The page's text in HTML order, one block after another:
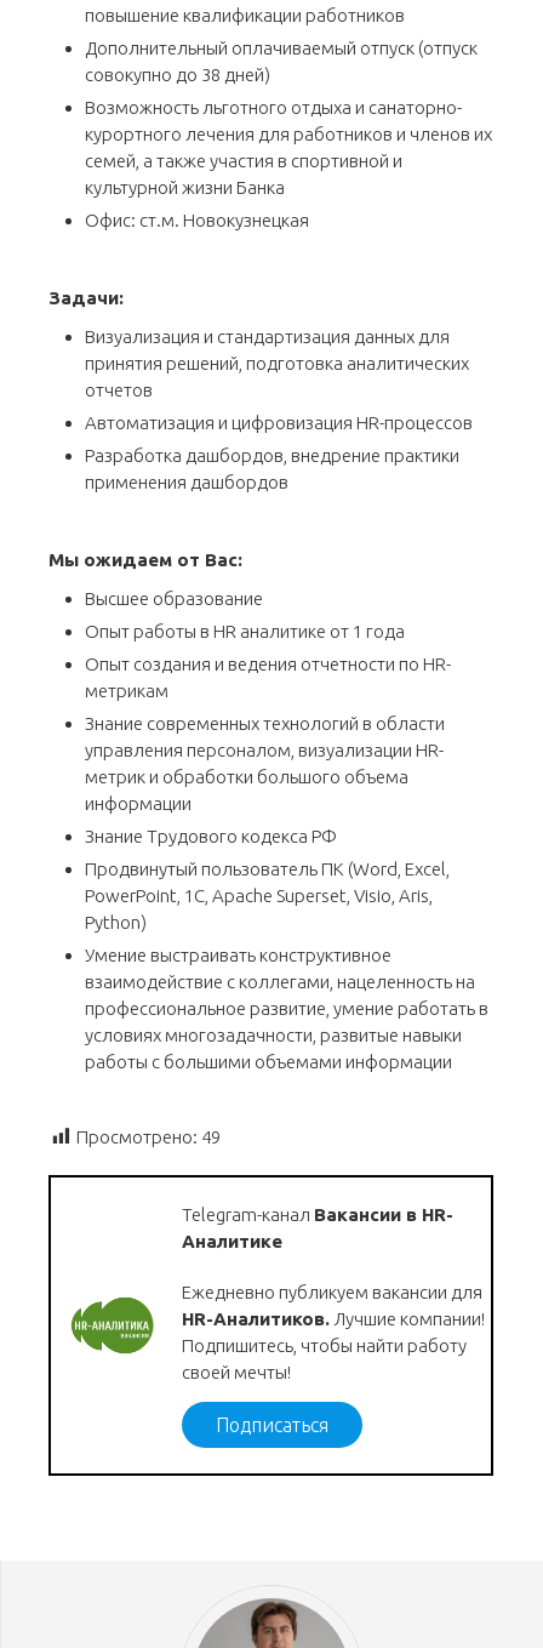
повышение квалификации работников
Дополнительный оплачиваемый отпуск (отпуск
совокупно до 38 дней)
Возможность льготного отдыха и санаторно-
курортного лечения для работников и членов их
семей, а также участия в спортивной и
культурной жизни Банка​
Офис: ст.м. Новокузнецкая
Задачи:
Визуализация и стандартизация данных для
принятия решений, подготовка аналитических
отчетов
Автоматизация и цифровизация HR-процессов
Разработка дашбордов, внедрение практики
применения дашбордов
Мы ожидаем от Вас:
Высшее образование
Опыт работы в HR аналитике от 1 года
Опыт создания и ведения отчетности по HR-
метрикам
Знание современных технологий в области
управления персоналом, визуализации HR-
метрик и обработки большого объема
информации
Знание Трудового кодекса РФ
Продвинутый пользователь ПК (Word, Excel,
PowerPoint, 1С, Apache Superset, Visio, Aris,
Python)
Умение выстраивать конструктивное
взаимодействие с коллегами, нацеленность на
профессиональное развитие, умение работать в
условиях многозадачности, развитые навыки
работы с большими объемами информации
Просмотрено: 49
Telegram-канал Вакансии в HR-
Аналитике
Ежедневно публикуем вакансии для
HR-Аналитиков. Лучшие компании!
Подпишитесь, чтобы найти работу
своей мечты!
Подписаться